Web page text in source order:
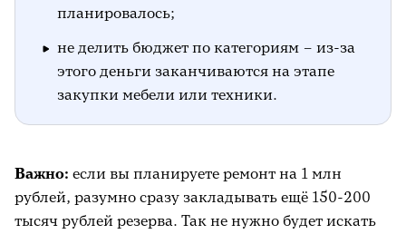
планировалось;
не делить бюджет по категориям – из-за
этого деньги заканчиваются на этапе
закупки мебели или техники.
Важно: если вы планируете ремонт на 1 млн
рублей, разумно сразу закладывать ещё 150-200
тысяч рублей резерва. Так не нужно будет искать